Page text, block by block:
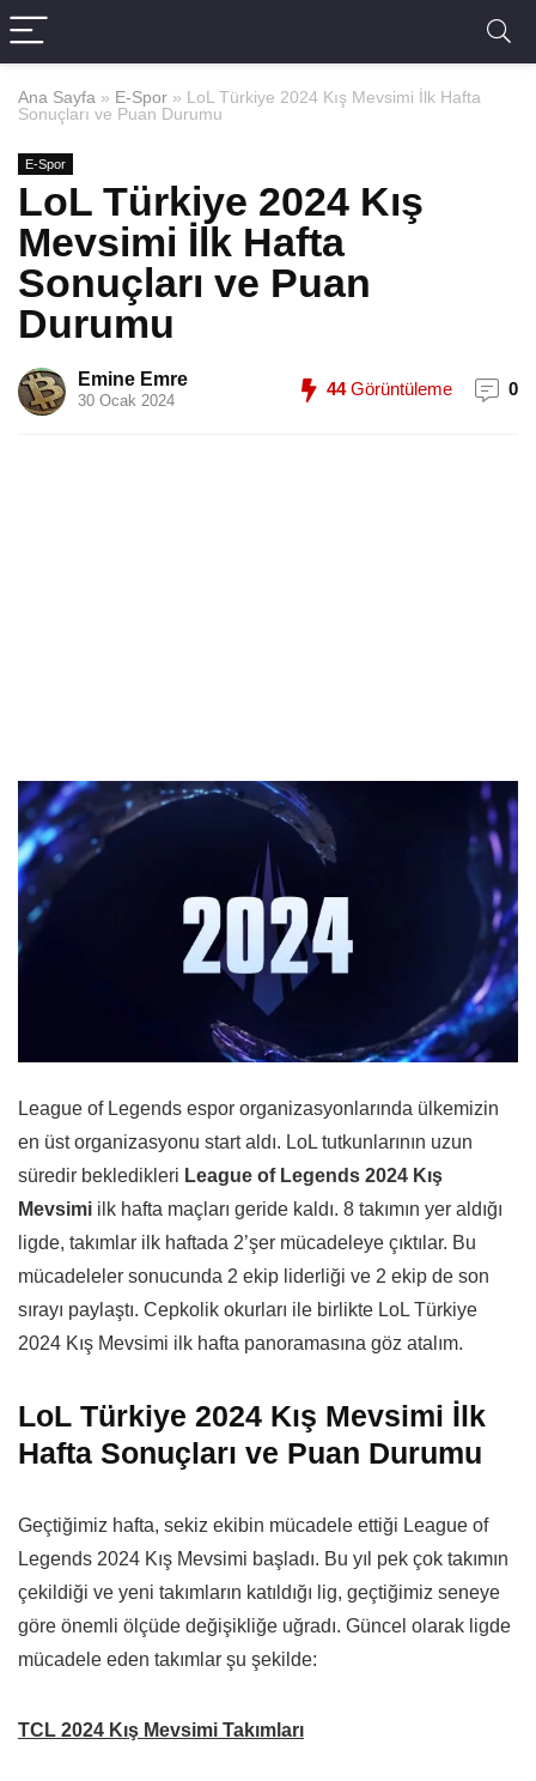
Ana Sayfa » E-Spor » LoL Türkiye 2024 Kış Mevsimi İlk Hafta
Sonuçları ve Puan Durumu
E-Spor
LoL Türkiye 2024 Kış
Mevsimi İlk Hafta
Sonuçları ve Puan
Durumu
Emine Emre
30 Ocak 2024
44Görüntüleme 0
League of Legends espor organizasyonlarında ülkemizin
en üst organizasyonu start aldı. LoL tutkunlarının uzun
süredir bekledikleri League of Legends 2024 Kış
Mevsimi ilk hafta maçları geride kaldı. 8 takımın yer aldığı
ligde, takımlar ilk haftada 2’şer mücadeleye çıktılar. Bu
mücadeleler sonucunda 2 ekip liderliği ve 2 ekip de son
sırayı paylaştı. Cepkolik okurları ile birlikte LoL Türkiye
2024 Kış Mevsimi ilk hafta panoramasına göz atalım.
LoL Türkiye 2024 Kış Mevsimi İlk
Hafta Sonuçları ve Puan Durumu
Geçtiğimiz hafta, sekiz ekibin mücadele ettiği League of
Legends 2024 Kış Mevsimi başladı. Bu yıl pek çok takımın
çekildiği ve yeni takımların katıldığı lig, geçtiğimiz seneye
göre önemli ölçüde değişikliğe uğradı. Güncel olarak ligde
mücadele eden takımlar şu şekilde:
TCL 2024 Kış Mevsimi Takımları